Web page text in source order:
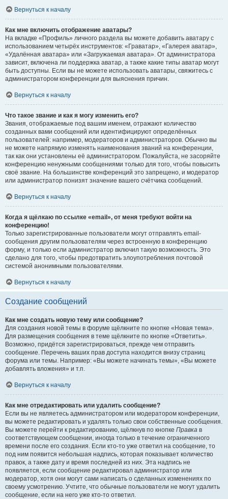
Вернуться к началу
Как мне включить отображение аватары?
На вкладке «Профиль» личного раздела вы можете добавить аватару с
использованием четырёх инструментов: «Граватар», «Галерея аватар»,
«Удалённая аватара» или «Загружаемая аватара». От администратора
зависит, включена ли поддержка аватар, а также какие типы аватар могут
быть доступны. Если вы не можете использовать аватары, свяжитесь с
администратором конференции для выяснения причин.
Вернуться к началу
Что такое звание и как я могу изменить его?
Звания, отображаемые под вашим именем, отражают количество
созданных вами сообщений или идентифицируют определённых
пользователей: например, модераторов и администраторов. Обычно вы
не можете напрямую изменять наименования званий на конференции,
так как они установлены её администратором. Пожалуйста, не засоряйте
конференцию ненужными сообщениями только для того, чтобы повысить
своё звание. На большинстве конференций это запрещено, и модератор
или администратор понизят значение вашего счётчика сообщений.
Вернуться к началу
Когда я щёлкаю по ссылке «email», от меня требуют войти на
конференцию!
Только зарегистрированные пользователи могут отправлять email-
сообщения другим пользователям через встроенную в конференцию
форму, и только если администратор включил такую возможность. Это
сделано для того, чтобы предотвратить злоупотребления почтовой
системой анонимными пользователями.
Вернуться к началу
Создание сообщений
Как мне создать новую тему или сообщение?
Для создания новой темы в форуме щёлкните по кнопке «Новая тема».
Для размещения сообщения в теме щёлкните по кнопке «Ответить».
Возможно, придётся зарегистрироваться, прежде чем отправить
сообщение. Перечень ваших прав доступа находится внизу страниц
форума или темы. Например: «Вы можете начинать темы», «Вы можете
добавлять вложения» и т.п.
Вернуться к началу
Как мне отредактировать или удалить сообщение?
Если вы не являетесь администратором или модератором конференции,
вы можете редактировать и удалять только свои собственные сообщения.
Вы можете перейти к редактированию, щёлкнув по кнопке Правка в
соответствующем сообщении, иногда только в течение ограниченного
времени после его создания. Если кто-то уже ответил на сообщение, то
под ним появится небольшая надпись, которая показывает количество
правок, а также дату и время последней из них. Эта надпись не
появляется, если сообщение редактировал администратор или
модератор, хотя они могут сами написать о сделанных изменениях по
своему усмотрению. Учтите, что обычные пользователи не могут удалить
сообщение, если на него уже кто-то ответил.